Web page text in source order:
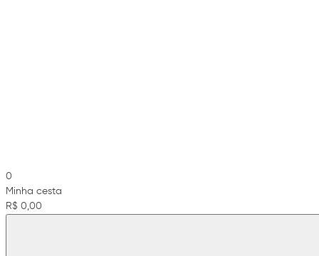
0
Minha cesta
R$ 0,00